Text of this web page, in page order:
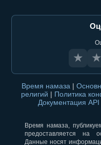
★ ★
Время намаза |
религий | Политика
Документация API
Время намаза,
предоставляется на
Данные носят